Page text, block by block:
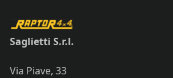
Saglietti S.r.l.
Via Piave, 33